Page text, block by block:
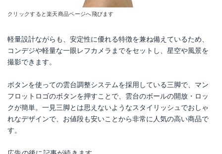
クリックすると楽天商品ページへ飛びます
軽量設計ながらも、安定性に優れる特徴を兼ね備えているため、
コンデジや軽量な一眼レフカメラまでをセットし、星空や風景を
撮影できます。
ボタンを使っての雲台調整システムを採用している三脚で、マン
フロットロゴのボタンを押すことで、雲台のボールの開放・ロッ
クが簡単。一見三脚とは思えないようなスタイリッシュでおしゃ
れなデザインで、お値段も安いことから非常に人気の高い商品で
す。